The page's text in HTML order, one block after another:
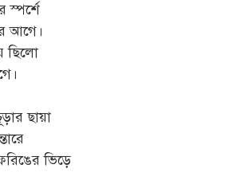
আগে।
ছিলো
ছায়া
ভিড়ে